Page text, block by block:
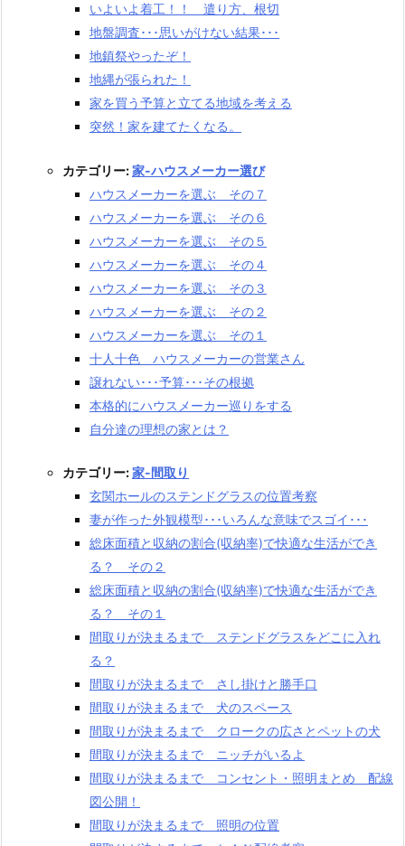
いよいよ着工！！ 遣り方、根切
地盤調査･･･思いがけない結果･･･
地鎮祭やったぞ！
地縄が張られた！
家を買う予算と立てる地域を考える
突然！家を建てたくなる。
カテゴリー:家-ハウスメーカー選び
ハウスメーカーを選ぶ その７
ハウスメーカーを選ぶ その６
ハウスメーカーを選ぶ その５
ハウスメーカーを選ぶ その４
ハウスメーカーを選ぶ その３
ハウスメーカーを選ぶ その２
ハウスメーカーを選ぶ その１
十人十色 ハウスメーカーの営業さん
譲れない･･･予算･･･その根拠
本格的にハウスメーカー巡りをする
自分達の理想の家とは？
カテゴリー:家-間取り
玄関ホールのステンドグラスの位置考察
妻が作った外観模型･･･いろんな意味でスゴイ･･･
総床面積と収納の割合(収納率)で快適な生活ができ
る？ その２
総床面積と収納の割合(収納率)で快適な生活ができ
る？ その１
間取りが決まるまで ステンドグラスをどこに入れ
る？
間取りが決まるまで さし掛けと勝手口
間取りが決まるまで 犬のスペース
間取りが決まるまで クロークの広さとペットの犬
間取りが決まるまで ニッチがいるよ
間取りが決まるまで コンセント・照明まとめ 配線
図公開！
間取りが決まるまで 照明の位置